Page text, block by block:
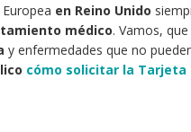
en Reino Unido
médico. Vamos, que
y enfermedades que no
cómo solicitar la Tarjeta